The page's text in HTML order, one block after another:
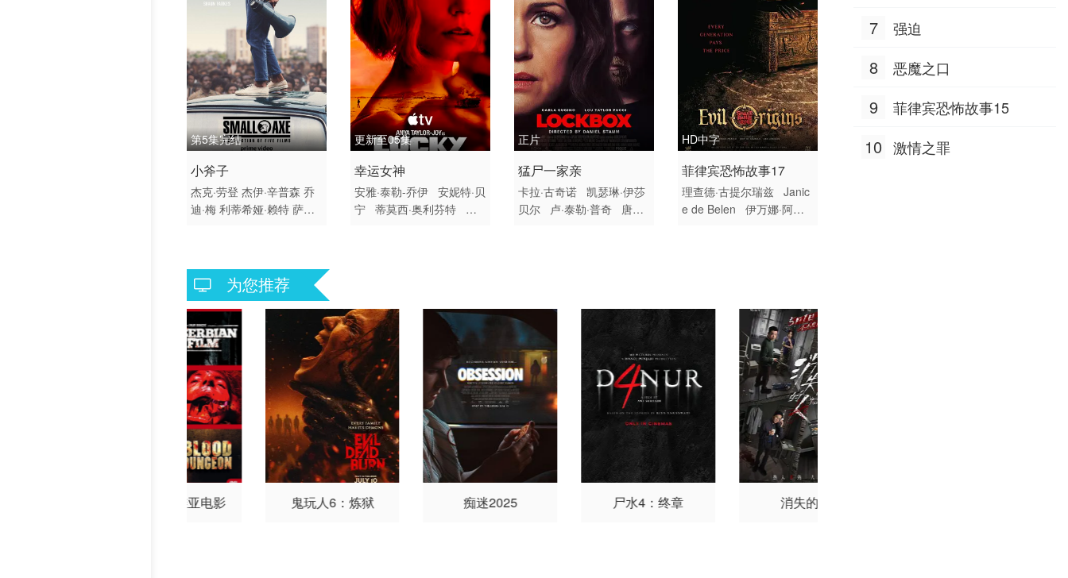
第5集完结
2020 / 英国 / 英语
剧情 欧美
小斧子
杰克·劳登 杰伊·辛普森 乔
迪·梅 利蒂希娅·赖特 萨姆·
克斯·杰宁斯 加里·比德尔
詹姆斯·希利尔 罗森达·桑德
尔 卡鲁姆·卡拉汉 凯达·威
廉姆斯特灵
马拉基·卡比 G
ershwyn·Eustache·Jnr
迪姆·拉姆齐
更新至05集
2026 / 美国 / 英语
欧美
幸运女神
安雅·泰勒-乔伊
安妮特·贝
宁
蒂莫西·奥利芬特
安
Flores 埃里克·兰格 奎因
·奥恩
迪恩·S·贾格尔
克
雷格·韦茨巴赫尔
Antal K
alik 米西·克莱尔·法尔科
内
蒂莫西 E.古德温
尤
金·金
正片
2026 / 英国 / 美国 / 英语
恐怖
猛尸一家亲
卡拉·古奇诺
凯瑟琳·伊莎
贝尔
卢·泰勒·普奇
唐纳
e Tichon
Kenny Wood-S
chatz
HD中字
2025 / 菲律宾 /
剧情
菲律宾恐怖故事17
理查德·古提尔瑞兹 Janic
e de Belen
伊万娜·阿拉
贝尔·奥尔特加 Ashley Ort
ega
阿拉·米娜 Arlene M
卡琳娜·包蒂斯塔
Matt Lozano Althea Abla
n 伊莱贾·阿莱霍 Maika
莎拉·
为您推荐
一部塞尔维亚电影 鬼玩人6：炼狱 痴迷2025 尸水4：终章 消失的人
7 强迫
8 恶魔之口
9 菲律宾恐怖故事15
10 激情之罪